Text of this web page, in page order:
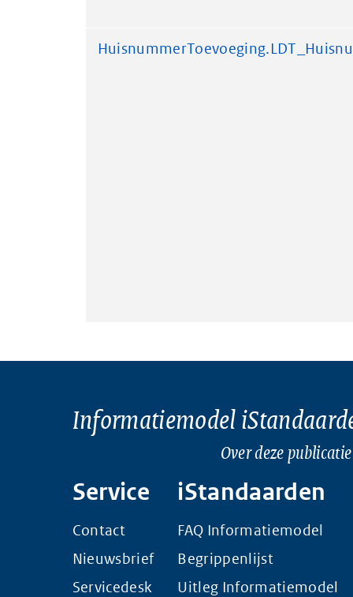
Informatiemodel
Over deze publicatie
Service
Contact
Nieuwsbrief
Servicedesk
iStandaarden
FAQ Informatiemodel
Begrippenlijst
Uitleg Informatiemodel